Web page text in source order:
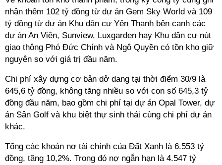
nhận thêm 102 tỷ đồng từ dự án Gem Sky World và 109
tỷ đồng từ dự án Khu dân cư Yên Thanh bên cạnh các
dự án An Viên, Sunview, Luxgarden hay Khu dân cư nút
giao thông Phó Đức Chính và Ngô Quyền có tồn kho giữ
nguyên so với giá trị đầu năm.
Chi phí xây dựng cơ bản dở dang tại thời điểm 30/9 là
645,6 tỷ đồng, không tăng nhiều so với con số 645,3 tỷ
đồng đầu năm, bao gồm chi phí tại dự án Opal Tower, dự
án Sân Golf và khu biệt thự sinh thái cùng chi phí dự án
khác.
Tổng các khoản nợ tài chính của Đất Xanh là 6.553 tỷ
đồng, tăng 10,2%. Trong đó nợ ngắn hạn là 4.547 tỷ